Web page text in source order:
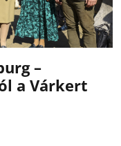
–
a Várkert